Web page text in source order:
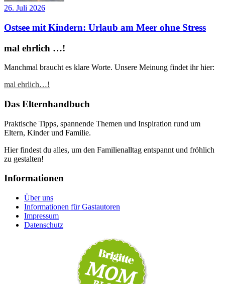
26. Juli 2026
Ostsee mit Kindern: Urlaub am Meer ohne Stress
mal ehrlich …!
Manchmal braucht es klare Worte. Unsere Meinung findet ihr hier:
mal ehrlich…!
Das Elternhandbuch
Praktische Tipps, spannende Themen und Inspiration rund um
Eltern, Kinder und Familie.
Hier findest du alles, um den Familienalltag entspannt und fröhlich
zu gestalten!
Informationen
Über uns
Informationen für Gastautoren
Impressum
Datenschutz